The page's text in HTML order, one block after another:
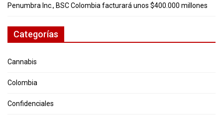
Penumbra Inc., BSC Colombia facturará unos $400.000 millones
Categorías
Cannabis
Colombia
Confidenciales